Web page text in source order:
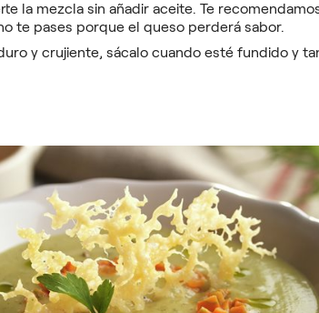
la mezcla sin añadir aceite. Te
te pases porque el queso perderá sabor.
y crujiente, sácalo cuando esté fundido y